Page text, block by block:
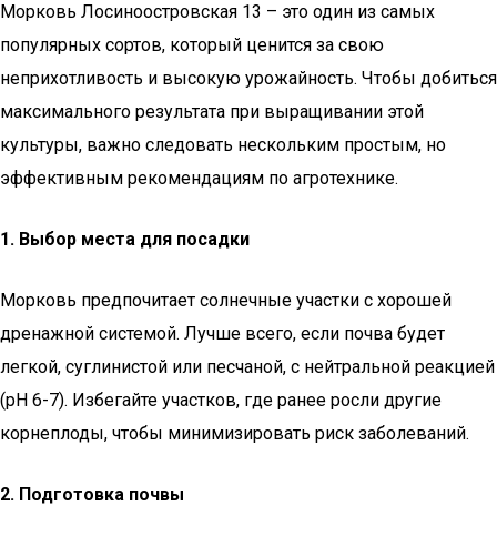
Морковь Лосиноостровская 13 – это один из самых
популярных сортов, который ценится за свою
неприхотливость и высокую урожайность. Чтобы добиться
максимального результата при выращивании этой
культуры, важно следовать нескольким простым, но
эффективным рекомендациям по агротехнике.
1. Выбор места для посадки
Морковь предпочитает солнечные участки с хорошей
дренажной системой. Лучше всего, если почва будет
легкой, суглинистой или песчаной, с нейтральной реакцией
(pH 6-7). Избегайте участков, где ранее росли другие
корнеплоды, чтобы минимизировать риск заболеваний.
2. Подготовка почвы